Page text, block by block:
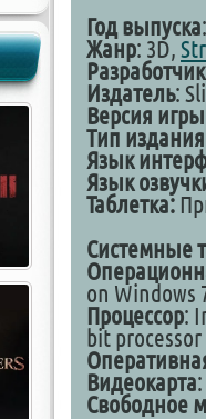
Год выпуска
Жанр: 3D,
Разработчик
Издатель:
Версия
Тип
Язык
Язык
Таблетка:
Системные
on Windows
Процессор:
bit
Видеокарта
Свободное